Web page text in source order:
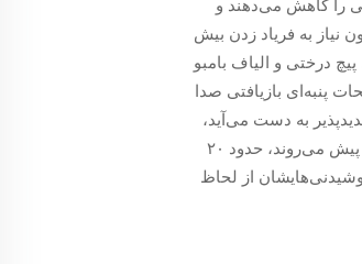
را کاهش می‌دهند و
نیاز به فریاد زدن بیش
درختی و الیاف بامبو
پنبه‌ای بازیافتی صدا
به دست می‌آید،
متمایز می‌شود. گزارش اخیری از مجله بین‌المللی تحقیقات محیط زیست و بهداشت عمومی نشان می‌دهد: بارهایی که به سمت سبز شدن پیش می‌روند، حدود ۲۰
از لحاظ